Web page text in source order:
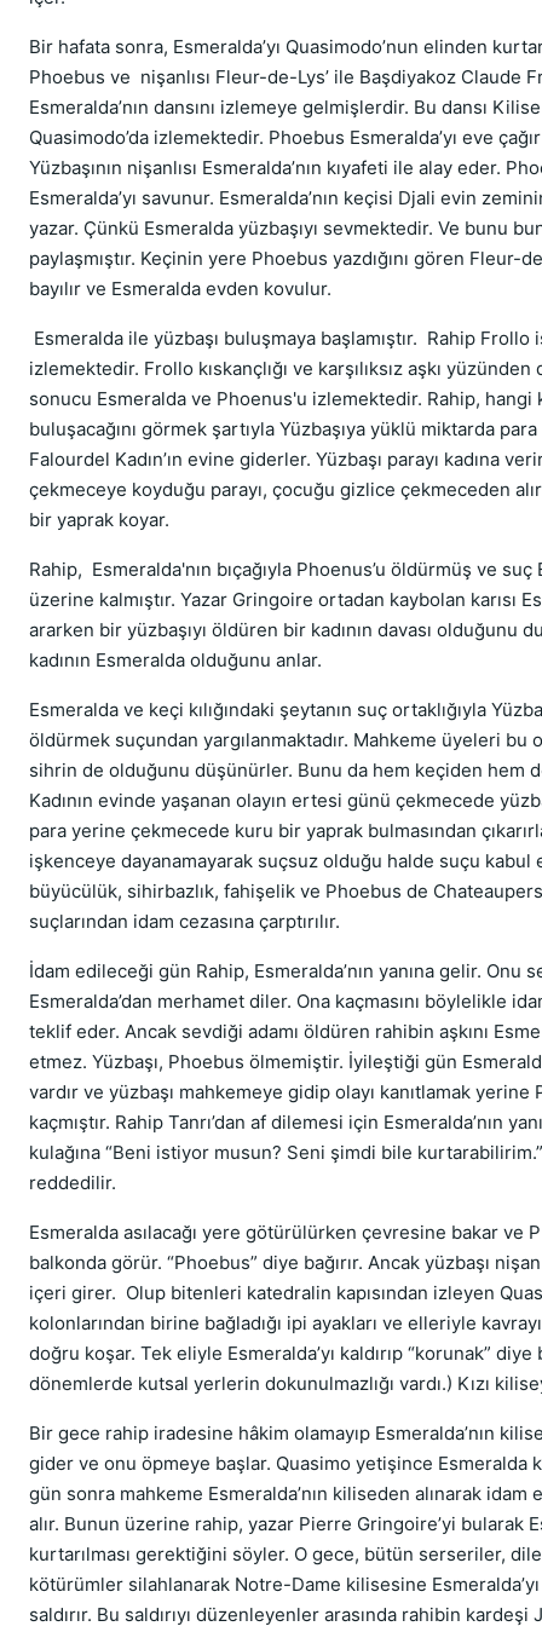
Bir hafata sonra, Esmeralda’yı Quasimodo’nun elinden
Phoebus ve nişanlısı Fleur-de-Lys’ ile Başdiyakoz Claude
Esmeralda’nın dansını izlemeye gelmişlerdir. Bu dansı
Quasimodo’da izlemektedir. Phoebus Esmeralda’yı eve
Yüzbaşının nişanlısı Esmeralda’nın kıyafeti ile alay eder.
Esmeralda’yı savunur. Esmeralda’nın keçisi Djali evin
yazar. Çünkü Esmeralda yüzbaşıyı sevmektedir. Ve bunu
paylaşmıştır. Keçinin yere Phoebus yazdığını gören Fleur-
bayılır ve Esmeralda evden kovulur.
Esmeralda ile yüzbaşı buluşmaya başlamıştır. Rahip Frollo
izlemektedir. Frollo kıskançlığı ve karşılıksız aşkı
sonucu Esmeralda ve Phoenus'u izlemektedir. Rahip, hangi
buluşacağını görmek şartıyla Yüzbaşıya yüklü miktarda
Falourdel Kadın’ın evine giderler. Yüzbaşı parayı kadına
çekmeceye koyduğu parayı, çocuğu gizlice çekmeceden
bir yaprak koyar.
Rahip, Esmeralda'nın bıçağıyla Phoenus’u öldürmüş ve suç
üzerine kalmıştır. Yazar Gringoire ortadan kaybolan karısı
ararken bir yüzbaşıyı öldüren bir kadının davası olduğunu
kadının Esmeralda olduğunu anlar.
Esmeralda ve keçi kılığındaki şeytanın suç ortaklığıyla
öldürmek suçundan yargılanmaktadır. Mahkeme üyeleri bu
sihrin de olduğunu düşünürler. Bunu da hem keçiden hem
Kadının evinde yaşanan olayın ertesi günü çekmecede
para yerine çekmecede kuru bir yaprak bulmasından
işkenceye dayanamayarak suçsuz olduğu halde suçu kabul
büyücülük, sihirbazlık, fahişelik ve Phoebus de
suçlarından idam cezasına çarptırılır.
İdam edileceği gün Rahip, Esmeralda’nın yanına gelir. Onu
Esmeralda’dan merhamet diler. Ona kaçmasını böylelikle
teklif eder. Ancak sevdiği adamı öldüren rahibin aşkını
etmez. Yüzbaşı, Phoebus ölmemiştir. İyileştiği gün
vardır ve yüzbaşı mahkemeye gidip olayı kanıtlamak yerine
kaçmıştır. Rahip Tanrı’dan af dilemesi için Esmeralda’nın
kulağına “Beni istiyor musun? Seni şimdi bile
reddedilir.
Esmeralda asılacağı yere götürülürken çevresine bakar ve
balkonda görür. “Phoebus” diye bağırır. Ancak yüzbaşı
içeri girer. Olup bitenleri katedralin kapısından izleyen
kolonlarından birine bağladığı ipi ayakları ve elleriyle
doğru koşar. Tek eliyle Esmeralda’yı kaldırıp “korunak” diye
dönemlerde kutsal yerlerin dokunulmazlığı vardı.) Kızı
Bir gece rahip iradesine hâkim olamayıp Esmeralda’nın
gider ve onu öpmeye başlar. Quasimo yetişince Esmeralda
gün sonra mahkeme Esmeralda’nın kiliseden alınarak idam
alır. Bunun üzerine rahip, yazar Pierre Gringoire’yi bularak
kurtarılması gerektiğini söyler. O gece, bütün serseriler,
kötürümler silahlanarak Notre-Dame kilisesine
saldırır. Bu saldırıyı düzenleyenler arasında rahibin kardeşi